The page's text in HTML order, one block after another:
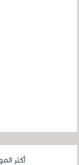
أكثر